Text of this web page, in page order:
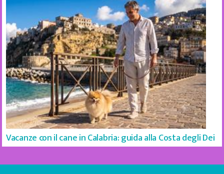
Vacanze con il cane in Calabria: guida alla Costa degli Dei